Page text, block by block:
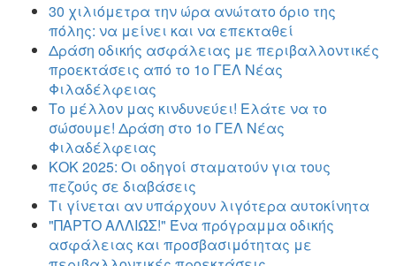
30 χιλιόμετρα την ώρα ανώτατο όριο της
πόλης: να μείνει και να επεκταθεί
Δράση οδικής ασφάλειας με περιβαλλοντικές
προεκτάσεις από το 1ο ΓΕΛ Νέας
Φιλαδέλφειας
Το μέλλον μας κινδυνεύει! Ελάτε να το
σώσουμε! Δράση στο 1ο ΓΕΛ Νέας
Φιλαδέλφειας
ΚΟΚ 2025: Οι οδηγοί σταματούν για τους
πεζούς σε διαβάσεις
Τι γίνεται αν υπάρχουν λιγότερα αυτοκίνητα
"ΠΑΡΤΟ ΑΛΛΙΏΣ!" Ένα πρόγραμμα οδικής
ασφάλειας και προσβασιμότητας με